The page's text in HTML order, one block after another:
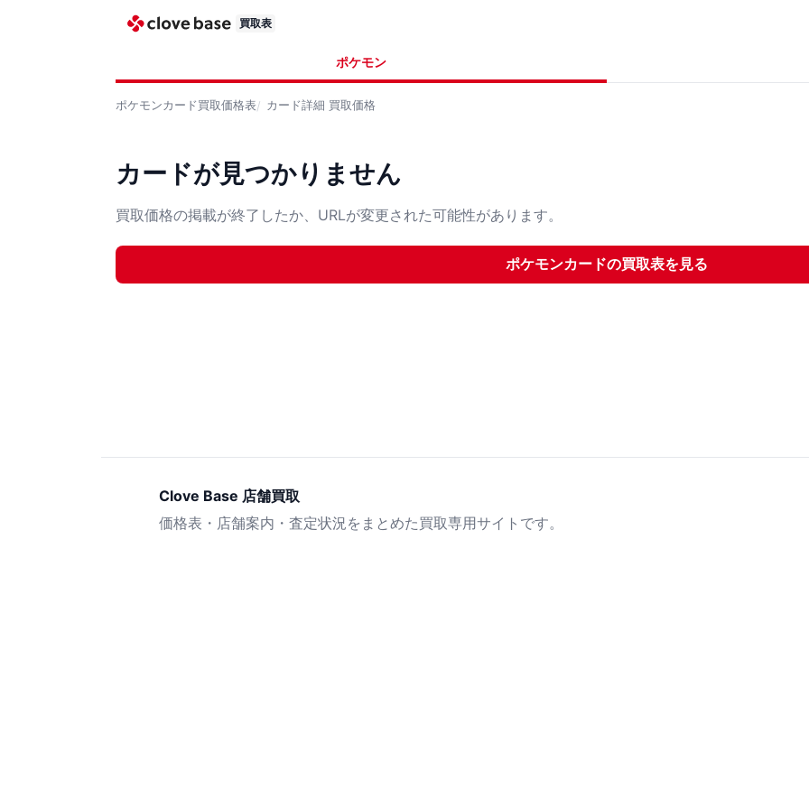
買取表
ポケモン
ポケモンカード買取価格表 カード詳細 買取価格
カードが見つかりません
買取価格の掲載が終了したか、URLが変更された可能性があります。
ポケモンカードの買取表を見る
Clove Base 店舗買取
価格表・店舗案内・査定状況をまとめた買取専用サイトです。